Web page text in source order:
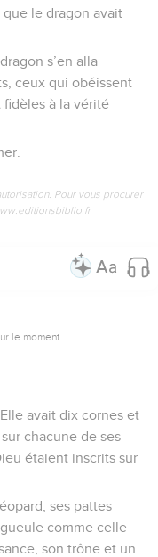
que le dragon avait
s’en alla
ceux qui obéissent
fidèles à la vérité
Pour vous procurer
le moment.
avait dix cornes et
chacune de ses
étaient inscrits sur
ses pattes
comme celle
son trône et un